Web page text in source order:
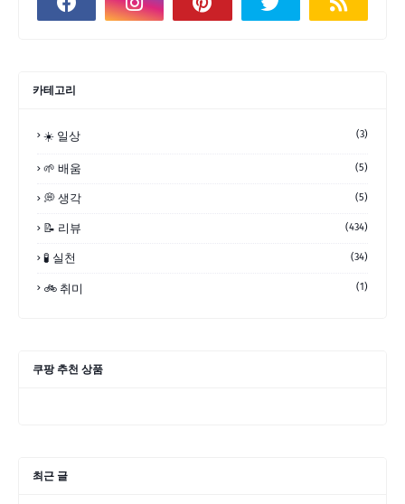
카테고리
☀️ 일상 (3)
🌱 배움 (5)
💭 생각 (5)
📝 리뷰 (434)
🧪 실천 (34)
🚲 취미 (1)
쿠팡 추천 상품
최근 글